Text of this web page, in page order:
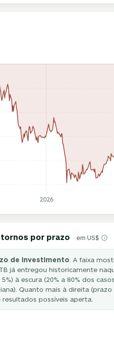
2026
por prazo · em US$
de investimento . A faixa
já entregou historicamente
à escura (20% a 80% dos
Quanto mais à direita (prazo
possíveis aperta.